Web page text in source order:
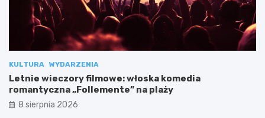
KULTURA WYDARZENIA
Letnie wieczory filmowe: włoska komedia
romantyczna „Follemente” na plaży
8 sierpnia 2026